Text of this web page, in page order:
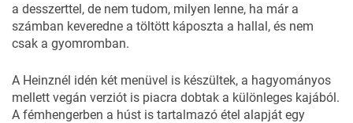
a desszerttel, de nem tudom, milyen lenne, ha már a
számban keveredne a töltött káposzta a hallal, és nem
csak a gyomromban.
A Heinznél idén két menüvel is készültek, a hagyományos
mellett vegán verziót is piacra dobtak a különleges kajából.
A fémhengerben a húst is tartalmazó étel alapját egy